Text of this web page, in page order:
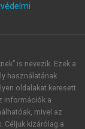
is nevezik. Ezek a
használatának
oldalakat keresett
információk a
mivel az
Céljuk kizárólag a